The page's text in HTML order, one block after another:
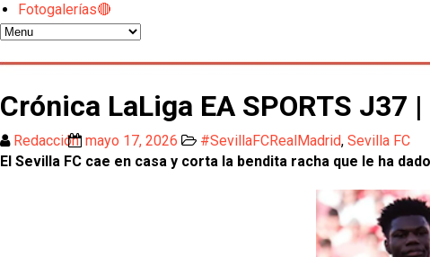
Fotogalerías🔴
Crónica LaLiga EA SPORTS J37
Redacción mayo 17, 2026 #SevillaFCRealMadrid, Sevilla FC
El Sevilla FC cae en casa y corta la bendita racha que le ha